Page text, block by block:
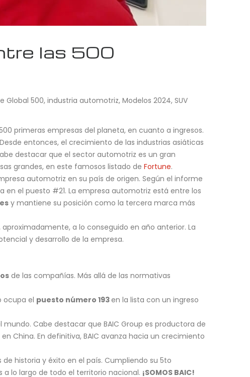
las 500
Global 500, industria automotriz, Modelos 2024, SUV
primeras empresas del planeta, en cuanto a ingresos.
entonces, el crecimiento de las industrias asiáticas
destacar que el sector automotriz es un gran
grandes, en este famosos listado de Fortune.
automotriz en su país de origen. Según el informe
en el puesto #21. La empresa automotriz está entre los
y mantiene su posición como la tercera marca más
aproximadamente, a lo conseguido en año anterior. La
y desarrollo de la empresa.
de las compañías. Más allá de las normativas
ocupa el puesto número 193en la lista con un ingreso
Cabe destacar que BAIC Group es productora de
China. En definitiva, BAIC avanza hacia un crecimiento
historia y éxito en el país. Cumpliendo su 5to
lo largo de todo el territorio nacional. ¡SOMOS BAIC!